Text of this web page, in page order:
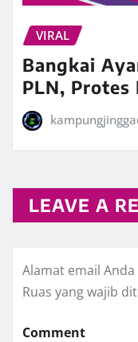
VIRAL
Bangkai
PLN,
LEAVE A
Alamat email
Ruas yang wajib
Comment